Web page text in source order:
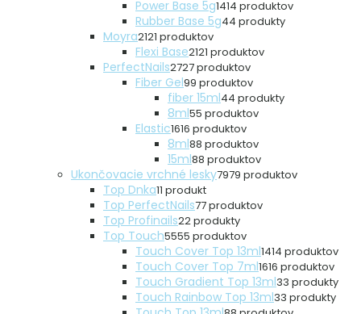
Power Base 5g1414 produktov
Rubber Base 5g44 produkty
Moyra2121 produktov
Flexi Base2121 produktov
PerfectNails2727 produktov
Fiber Gel99 produktov
fiber 15ml44 produkty
8ml55 produktov
Elastic1616 produktov
8ml88 produktov
15ml88 produktov
Ukončovacie vrchné lesky7979 produktov
Top Dnka11 produkt
Top PerfectNails77 produktov
Top Profinails22 produkty
Top Touch5555 produktov
Touch Cover Top 13ml1414 produktov
Touch Cover Top 7ml1616 produktov
Touch Gradient Top 13ml33 produkty
Touch Rainbow Top 13ml33 produkty